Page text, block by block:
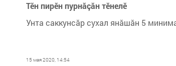
Тӗн пирӗн пурнăçăн тӗнелӗ
Унта саккунсăр сухал янăшăн 5
15 мая 2020, 14:54